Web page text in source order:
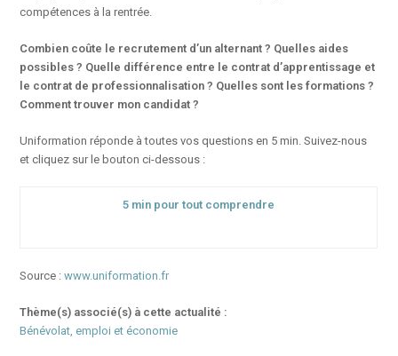
compétences à la rentrée.
Combien coûte le recrutement d’un alternant ? Quelles aides
possibles ? Quelle différence entre le contrat d’apprentissage et
le contrat de professionnalisation ? Quelles sont les formations ?
Comment trouver mon candidat ?
Uniformation réponde à toutes vos questions en 5 min. Suivez-nous
et cliquez sur le bouton ci-dessous :
5 min pour tout comprendre
Source :www.uniformation.fr
Thème(s) associé(s) à cette actualité :
Bénévolat, emploi et économie